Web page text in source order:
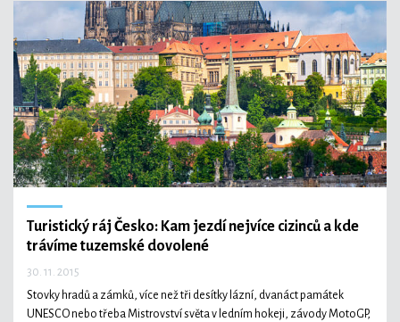
Turistický ráj Česko: Kam jezdí nejvíce cizinců a kde
trávíme tuzemské dovolené
30. 11. 2015
Stovky hradů a zámků, více než tři desítky lázní, dvanáct památek
UNESCO nebo třeba Mistrovství světa v ledním hokeji, závody MotoGP,